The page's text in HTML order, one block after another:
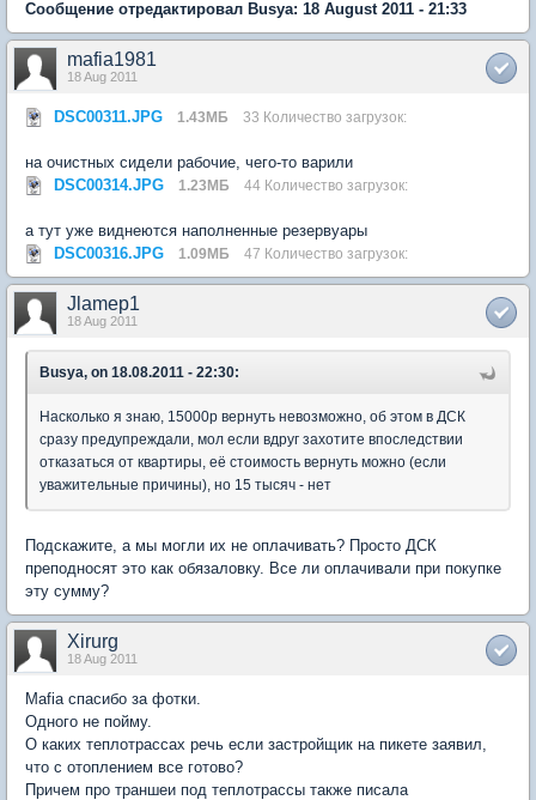
Сообщение отредактировал Busya: 18 August 2011 - 21:33
mafia1981
18 Aug 2011
DSC00311.JPG 1.43МБ 33 Количество загрузок:
на очистных сидели рабочие, чего-то варили
DSC00314.JPG
1.23МБ 44 Количество загрузок:
а тут уже виднеются наполненные резервуары
DSC00316.JPG
1.09МБ 47 Количество загрузок:
Jlamep1
18 Aug 2011
Busya, on 18.08.2011 - 22:30:
Насколько я знаю, 15000р вернуть невозможно, об этом в ДСК
сразу предупреждали, мол если вдруг захотите впоследствии
отказаться от квартиры, её стоимость вернуть можно (если
уважительные причины), но 15 тысяч - нет
Подскажите, а мы могли их не оплачивать? Просто ДСК
преподносят это как обязаловку. Все ли оплачивали при покупке
эту сумму?
Xirurg
18 Aug 2011
Mafia спасибо за фотки.
Одного не пойму.
О каких теплотрассах речь если застройщик на пикете заявил,
что с отоплением все готово?
Причем про траншеи под теплотрассы также писала